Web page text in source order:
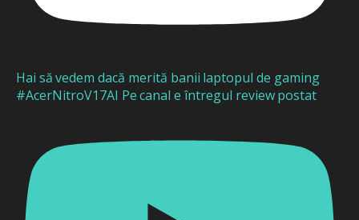
Hai să vedem dacă merită banii laptopul de gaming
#AcerNitroV17AI Pe canal e întregul review postat